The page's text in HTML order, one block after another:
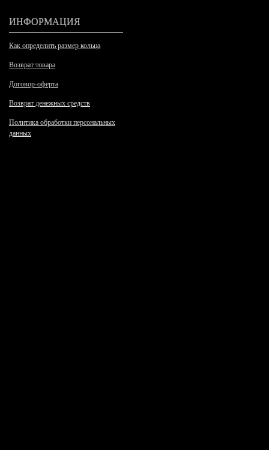
ИНФОРМАЦИЯ
Как определить размер кольца
Возврат товара
Договор-оферта
Возврат денежных средств
Политика обработки персональных
данных